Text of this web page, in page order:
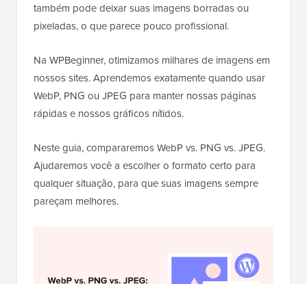
também pode deixar suas imagens borradas ou
pixeladas, o que parece pouco profissional.
Na WPBeginner, otimizamos milhares de imagens em
nossos sites. Aprendemos exatamente quando usar
WebP, PNG ou JPEG para manter nossas páginas
rápidas e nossos gráficos nítidos.
Neste guia, compararemos WebP vs. PNG vs. JPEG.
Ajudaremos você a escolher o formato certo para
qualquer situação, para que suas imagens sempre
pareçam melhores.